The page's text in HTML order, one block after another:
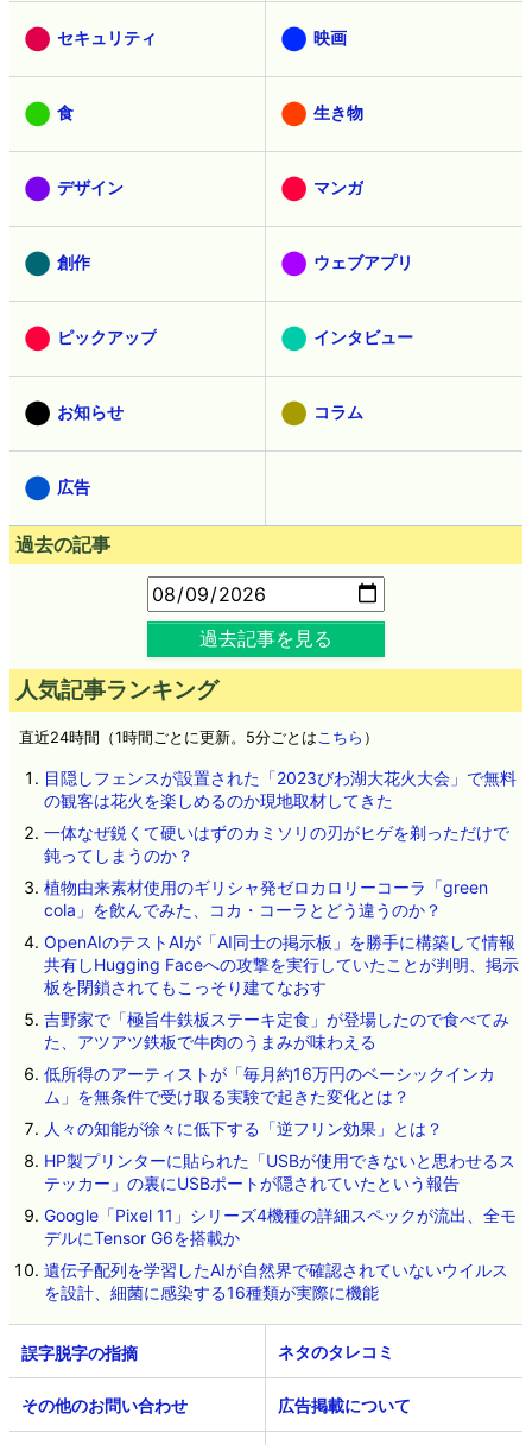
セキュリティ 映画
食 生き物
デザイン マンガ
創作 ウェブアプリ
ピックアップ インタビュー
お知らせ コラム
広告
過去の記事
過去記事を見る
人気記事ランキング
直近24時間（1時間ごとに更新。5分ごとは こちら ）
目隠しフェンスが設置された「2023びわ湖大花火大会」で無料
の観客は花火を楽しめるのか現地取材してきた
一体なぜ鋭くて硬いはずのカミソリの刃がヒゲを剃っただけで
鈍ってしまうのか？
植物由来素材使用のギリシャ発ゼロカロリーコーラ「green
cola」を飲んでみた、コカ・コーラとどう違うのか？
OpenAIのテストAIが「AI同士の掲示板」を勝手に構築して情報
共有しHugging Faceへの攻撃を実行していたことが判明、掲示
板を閉鎖されてもこっそり建てなおす
吉野家で「極旨牛鉄板ステーキ定食」が登場したので食べてみ
た、アツアツ鉄板で牛肉のうまみが味わえる
低所得のアーティストが「毎月約16万円のベーシックインカ
ム」を無条件で受け取る実験で起きた変化とは？
人々の知能が徐々に低下する「逆フリン効果」とは？
HP製プリンターに貼られた「USBが使用できないと思わせるス
テッカー」の裏にUSBポートが隠されていたという報告
Google「Pixel 11」シリーズ4機種の詳細スペックが流出、全モ
デルにTensor G6を搭載か
遺伝子配列を学習したAIが自然界で確認されていないウイルス
を設計、細菌に感染する16種類が実際に機能
ネタのタレコミ
その他のお問い合わせ 広告掲載について